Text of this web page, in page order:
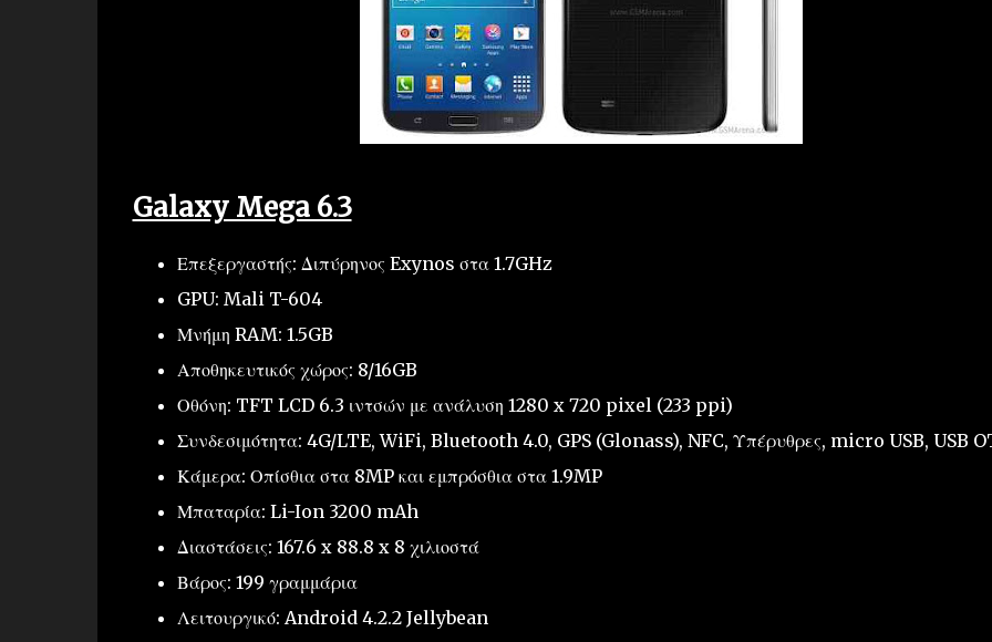
Galaxy Mega 6.3
Επεξεργαστής: Διπύρηνος Exynos στα 1.7GHz
GPU: Mali T-604
Μνήμη RAM: 1.5GB
Αποθηκευτικός χώρος: 8/16GB
Οθόνη: TFT LCD 6.3 ιντσών με ανάλυση 1280 x 720 pixel (233 ppi)
Συνδεσιμότητα: 4G/LTE, WiFi, Bluetooth 4.0, GPS (Glonass), NFC, Υπέρυθρες, micro USB, USB
Κάμερα: Οπίσθια στα 8MP και εμπρόσθια στα 1.9MP
Μπαταρία: Li-Ion 3200 mAh
Διαστάσεις: 167.6 x 88.8 x 8 χιλιοστά
Βάρος: 199 γραμμάρια
Λειτουργικό: Android 4.2.2 Jellybean